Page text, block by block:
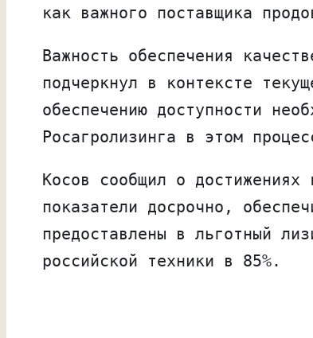
как важного поставщика
Важность обеспечения
подчеркнул в контексте
обеспечению доступности
Росагролизинга в этом
Косов сообщил о
показатели досрочно,
предоставлены в льготный
российской техники в 85%.